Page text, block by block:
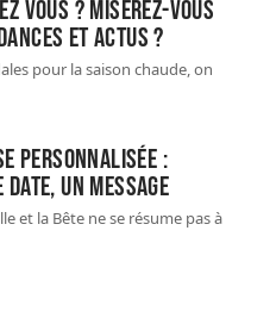
vous ? Miserez-vous
et actus ?
pour la saison chaude, on
personnalisée :
un message
et la Bête ne se résume pas à